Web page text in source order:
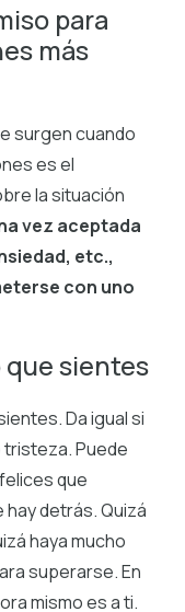
para
más
surgen cuando
es el
la situación
vez aceptada
etc.,
con uno
que sientes
Da igual si
Puede
que
hay detrás. Quizá
haya mucho
superarse. En
mismo es a ti.